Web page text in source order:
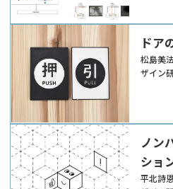
ドア
松島美
ザイン
ノン
ショ
通の
平北詩